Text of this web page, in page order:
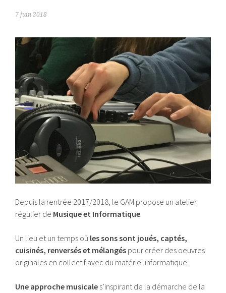
7 juin 2018
Depuis la rentrée 2017/2018, le GAM propose un atelier
régulier de Musique et Informatique.
Un lieu et un temps où les sons sont joués, captés,
cuisinés, renversés et mélangés pour créer des oeuvres
originales en collectif avec du matériel informatique.
Une approche musicale s’inspirant de la démarche de la